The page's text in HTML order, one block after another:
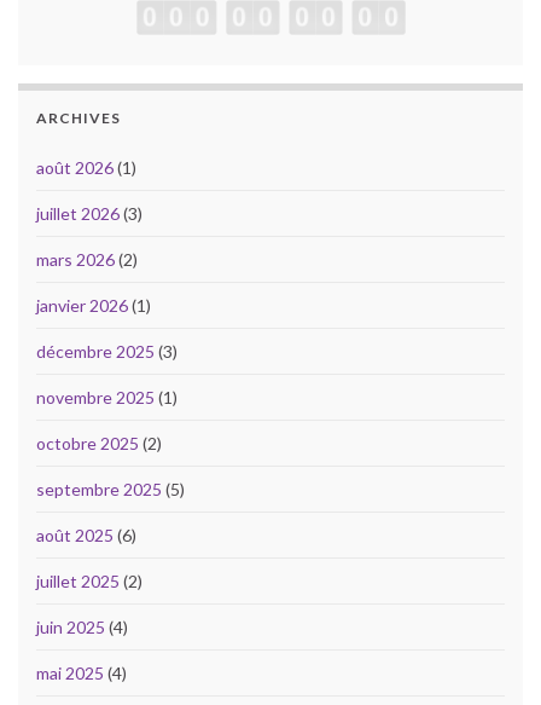
ARCHIVES
août 2026(1)
juillet 2026(3)
mars 2026(2)
janvier 2026(1)
décembre 2025 (3)
novembre 2025 (1)
octobre 2025 (2)
septembre 2025 (5)
août 2025 (6)
juillet 2025 (2)
juin 2025 (4)
mai 2025 (4)